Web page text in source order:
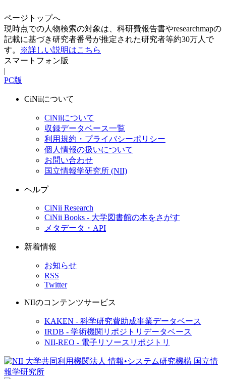
ページトップへ
現時点での人物検索の対象は、科研費報告書やresearchmapの
記載に基づき研究者番号が推定された研究者等約30万人で
す。
※詳しい説明はこちら
スマートフォン版
|
PC版
CiNiiについて
CiNiiについて
収録データベース一覧
利用規約・プライバシーポリシー
個人情報の扱いについて
お問い合わせ
国立情報学研究所 (NII)
ヘルプ
CiNii Research
CiNii Books - 大学図書館の本をさがす
メタデータ・API
新着情報
お知らせ
RSS
Twitter
NIIのコンテンツサービス
KAKEN - 科学研究費助成事業データベース
IRDB - 学術機関リポジトリデータベース
NII-REO - 電子リソースリポジトリ